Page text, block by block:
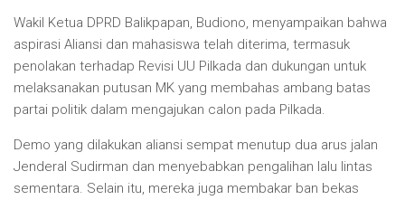
Wakil Ketua DPRD Balikpapan, Budiono, menyampaikan bahwa
aspirasi Aliansi dan mahasiswa telah diterima, termasuk
penolakan terhadap Revisi UU Pilkada dan dukungan untuk
melaksanakan putusan MK yang membahas ambang batas
partai politik dalam mengajukan calon pada Pilkada.
Demo yang dilakukan aliansi sempat menutup dua arus jalan
Jenderal Sudirman dan menyebabkan pengalihan lalu lintas
sementara. Selain itu, mereka juga membakar ban bekas